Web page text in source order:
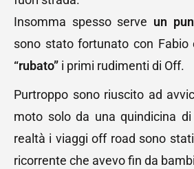
Insomma spesso serve un
sono stato fortunato con Fabio
“rubato” i primi rudimenti di Off.
Purtroppo sono riuscito ad
moto solo da una quindicina
realtà i viaggi off road sono
ricorrente che avevo fin da